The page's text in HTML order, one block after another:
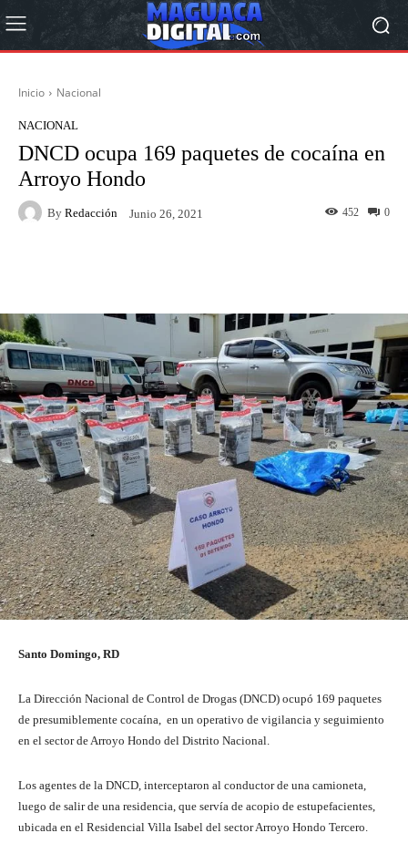
Inicio Nacional
NACIONAL
DNCD ocupa 169 paquetes de cocaína en
Arroyo Hondo
By Redacción Junio 26, 2021 0
452
Santo Domingo, RD
La Dirección Nacional de Control de Drogas (DNCD) ocupó 169 paquetes
de presumiblemente cocaína, en un operativo de vigilancia y seguimiento
en el sector de Arroyo Hondo del Distrito Nacional.
Los agentes de la DNCD, interceptaron al conductor de una camioneta,
luego de salir de una residencia, que servía de acopio de estupefacientes,
ubicada en el Residencial Villa Isabel del sector Arroyo Hondo Tercero.